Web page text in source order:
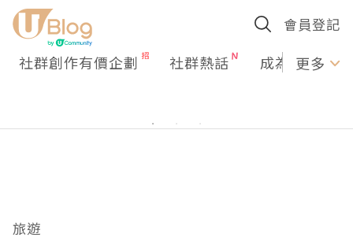
會員登記
社群創作有價企劃 社群熱話 成為U更多
旅遊